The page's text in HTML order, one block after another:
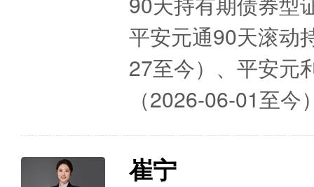
平安元通90天滚动
27至今）、平安元
（2026-06-01至
崔宁